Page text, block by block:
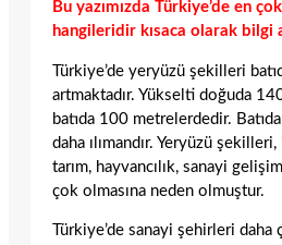
Bu yazımızda Türkiye’de en
hangileridir kısaca olarak bilgi
Türkiye’de yeryüzü şekilleri
artmaktadır. Yükselti doğuda
batıda 100 metrelerdedir.
daha ılımandır. Yeryüzü
tarım, hayvancılık, sanayi
çok olmasına neden olmuştur.
Türkiye’de sanayi şehirleri daha